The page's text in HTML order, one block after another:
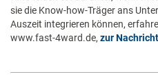
sie die Know-how-Träger ans
Auszeit integrieren können,
www.fast-4ward.de, zur Nachricht